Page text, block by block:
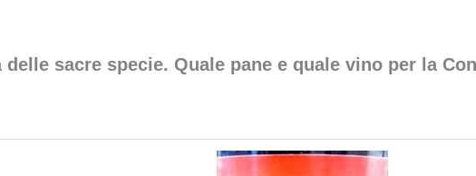
delle sacre specie. Quale pane e quale vino per la